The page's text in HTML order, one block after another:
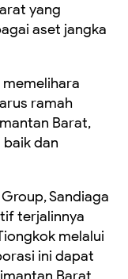
yang
aset jangka
memelihara
ramah
Barat,
dan
Sandiaga
terjalinnya
melalui
ini dapat